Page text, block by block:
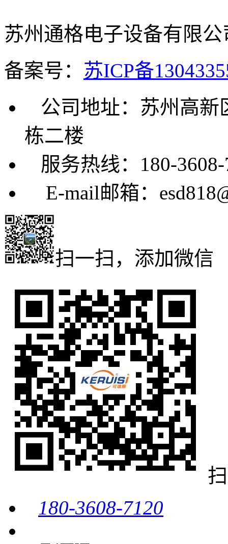
苏州通格电子设备有限
备案号： 苏ICP备
公司地址：苏州高新
栋二楼
服务热线：180-3608-
E-mail邮箱：
扫一扫，添加微信
180-3608-7120